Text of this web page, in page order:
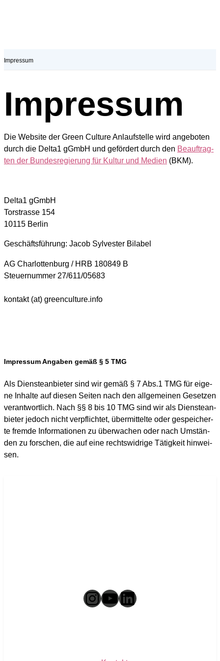
Impressum
Impressum
Die Web­site der Green Cul­tu­re Anlauf­stel­le wird ange­bo­ten
durch die Delta1 gGmbH und geför­dert durch den Beauf­trag­
ten der Bun­des­re­gie­rung für Kul­tur und Medi­en (BKM).
Delta1 gGmbH
Tor­stras­se 154
10115 Ber­lin
Geschäfts­füh­rung: Jacob Syl­ves­ter Bila­bel
AG Char­lot­ten­burg / HRB 180849 B
Steu­er­num­mer 27/611/05683
kon­takt (at) greenculture.info
Impressum Angaben gemäß § 5 TMG
Als Diens­te­an­bie­ter sind wir gemäß § 7 Abs.1 TMG für eige­
ne Inhal­te auf die­sen Sei­ten nach den all­ge­mei­nen Geset­zen
ver­ant­wort­lich. Nach §§ 8 bis 10 TMG sind wir als Diens­te­an­
bie­ter jedoch nicht ver­pflich­tet, über­mit­tel­te oder gespei­cher­
te frem­de Infor­ma­tio­nen zu über­wa­chen oder nach Umstän­
den zu for­schen, die auf eine rechts­wid­ri­ge Tätig­keit hin­wei­
sen.
Instagram
YouTube
LinkedIn